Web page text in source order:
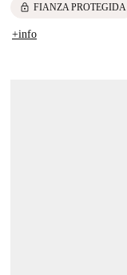
lock FIANZA PROTEGIDA
+info